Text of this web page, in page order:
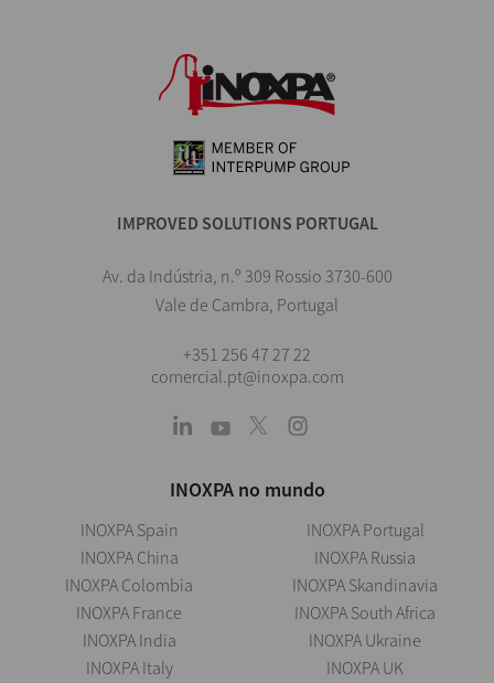
IMPROVED SOLUTIONS PORTUGAL
Av. da Indústria, n.º 309 Rossio 3730-600
Vale de Cambra, Portugal
+351 256 47 27 22
comercial.pt@inoxpa.com
INOXPA no mundo
INOXPA Spain
INOXPA China
INOXPA Colombia
INOXPA France
INOXPA India
INOXPA Italy
INOXPA Portugal
INOXPA Russia
INOXPA Skandinavia
INOXPA South Africa
INOXPA Ukraine
INOXPA UK